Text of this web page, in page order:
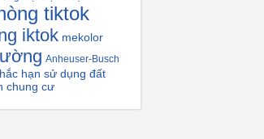
tiktok
iktok mekolor
Anheuser-Busch
hạn sử dụng đất
chung cư